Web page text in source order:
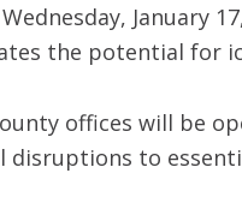
January
the potential for
offices will be
to